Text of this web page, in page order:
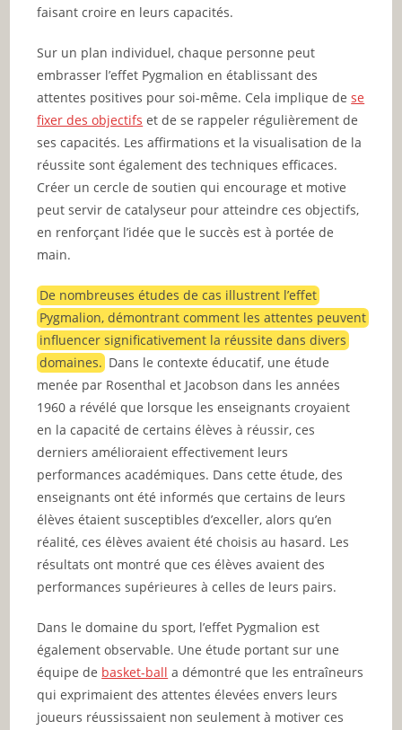
faisant croire en leurs capacités.
Sur un plan individuel, chaque personne peut
embrasser l’effet Pygmalion en établissant des
attentes positives pour soi-même. Cela implique dese
fixer des objectifs et de se rappeler régulièrement de
ses capacités. Les affirmations et la visualisation de la
réussite sont également des techniques efficaces.
Créer un cercle de soutien qui encourage et motive
peut servir de catalyseur pour atteindre ces objectifs,
en renforçant l’idée que le succès est à portée de
main.
De nombreuses études de cas illustrent l’effet
Pygmalion, démontrant comment les attentes peuvent
influencer significativement la réussite dans divers
domaines. Dans le contexte éducatif, une étude
menée par Rosenthal et Jacobson dans les années
1960 a révélé que lorsque les enseignants croyaient
en la capacité de certains élèves à réussir, ces
derniers amélioraient effectivement leurs
performances académiques. Dans cette étude, des
enseignants ont été informés que certains de leurs
élèves étaient susceptibles d’exceller, alors qu’en
réalité, ces élèves avaient été choisis au hasard. Les
résultats ont montré que ces élèves avaient des
performances supérieures à celles de leurs pairs.
Dans le domaine du sport, l’effet Pygmalion est
également observable. Une étude portant sur une
équipe de basket-ball a démontré que les entraîneurs
qui exprimaient des attentes élevées envers leurs
joueurs réussissaient non seulement à motiver ces